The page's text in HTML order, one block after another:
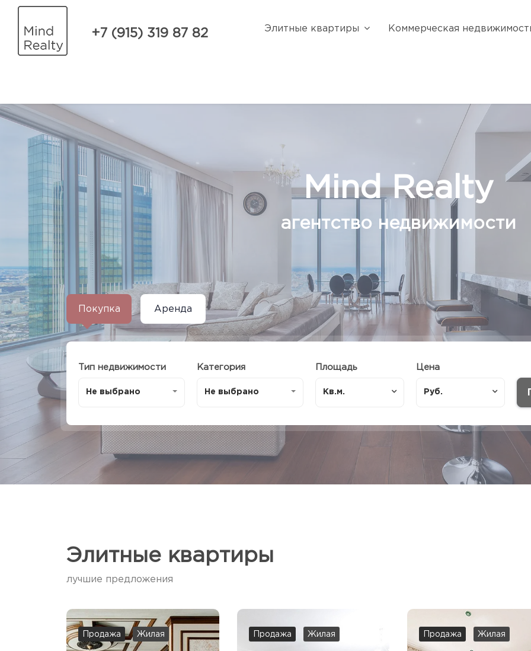
+7 (915) 319 87 82 Элитные квартиры Коммерческая
array(0) { } array(0) { }
Mind Realty
агентство недвижимости
Покупка Аренда
Тип недвижимости
Не выбрано
Категория
Не выбрано
Площадь
Кв.м.
Цена
Руб.
Элитные квартиры
лучшие предложения
Продажа Жилая Продажа Жилая Продажа Жилая